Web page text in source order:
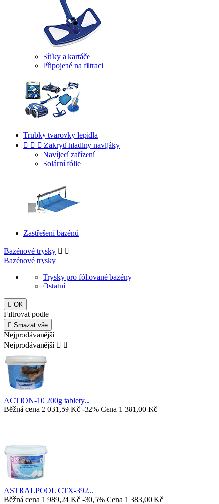
Síťky a kartáče
Připojené na filtraci
Trubky tvarovky lepidla
   Zakrytí hladiny navijáky
Navíjecí zařízení
Solární fólie
Zastřešení bazénů
Bazénové trysky  
Bazénové trysky
Trysky pro fóliované bazény
Ostatní
 OK
Filtrovat podle
 Smazat vše
Nejprodávanější
Nejprodávanější  
ACTION-10 200g tablety...
Běžná cena 2 031,59 Kč -32% Cena 1 381,00 Kč
ASTRALPOOL CTX-392...
Běžná cena 1 989,24 Kč -30,5% Cena 1 383,00 Kč